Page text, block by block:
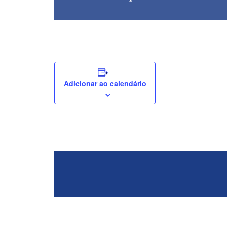
Adicionar ao calendário